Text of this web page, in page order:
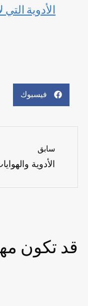
الأدوية
فيسبوك
سابق
قد تكون